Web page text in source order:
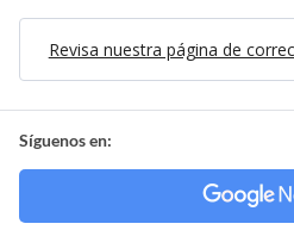
Revisa nuestra página de
Síguenos en: